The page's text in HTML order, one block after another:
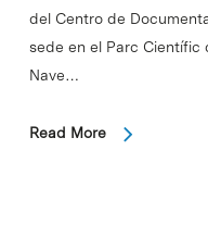
del Centro de
sede en el Parc Científic
Nave…
Read More